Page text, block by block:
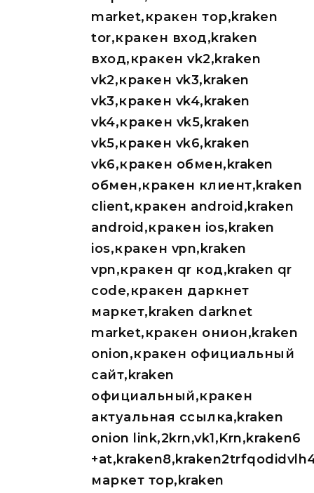
market,кракен тор,kraken
tor,кракен вход,kraken
вход,кракен vk2,kraken
vk2,кракен vk3,kraken
vk3,кракен vk4,kraken
vk4,кракен vk5,kraken
vk5,кракен vk6,kraken
vk6,кракен обмен,kraken
обмен,кракен клиент,kraken
client,кракен android,kraken
android,кракен ios,kraken
ios,кракен vpn,kraken
vpn,кракен qr код,kraken qr
code,кракен даркнет
маркет,kraken darknet
market,кракен онион,kraken
onion,кракен официальный
сайт,kraken
официальный,кракен
актуальная ссылка,kraken
onion link,2krn,vk1,Krn,kraken6
маркет тор,kraken